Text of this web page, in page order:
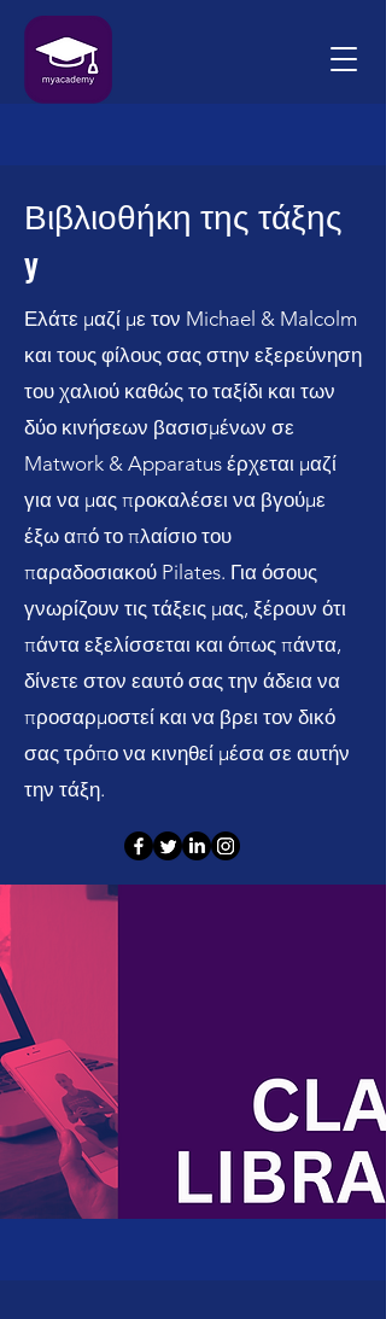
Βιβλιοθήκη της τάξης
y
Ελάτε μαζί με τον Michael & Malcolm
και τους φίλους σας στην εξερεύνηση
του χαλιού καθώς το ταξίδι και των
δύο κινήσεων βασισμένων σε
Matwork & Apparatus έρχεται μαζί
για να μας προκαλέσει να βγούμε
έξω από το πλαίσιο του
παραδοσιακού Pilates. Για όσους
γνωρίζουν τις τάξεις μας, ξέρουν ότι
πάντα εξελίσσεται και όπως πάντα,
δίνετε στον εαυτό σας την άδεια να
προσαρμοστεί και να βρει τον δικό
σας τρόπο να κινηθεί μέσα σε αυτήν
την τάξη.